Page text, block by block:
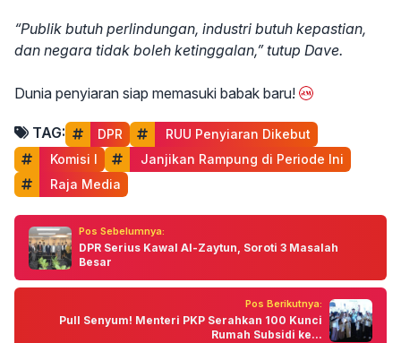
“Publik butuh perlindungan, industri butuh kepastian,
dan negara tidak boleh ketinggalan,” tutup Dave.
Dunia penyiaran siap memasuki babak baru!
TAG: DPR
RUU Penyiaran Dikebut
Komisi I
Janjikan Rampung di Periode Ini
Raja Media
Pos Sebelumnya:
DPR Serius Kawal Al-Zaytun, Soroti 3 Masalah
Besar
Pos Berikutnya:
Pull Senyum! Menteri PKP Serahkan 100 Kunci
Rumah Subsidi ke...